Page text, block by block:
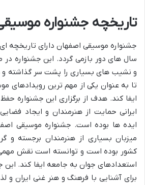
تاریخچه جشنواره
جشنواره موسیقی اصفهان دارای تاریخچه
سال های دور بازمی گردد. این جشنواره در
و نشیب های بسیاری را پشت سر گذاشته و
تا به عنوان یکی از مهم ترین رویدادهای
ایفا کند. هدف از برگزاری این جشنواره
ایرانی حمایت از هنرمندان و ایجاد
ایده ها بوده است. جشنواره موسیقی
میزبان بسیاری از هنرمندان برجسته و
کشور بوده است و توانسته است نقش
استعدادهای جوان به جامعه ایفا کند.
برای آشنایی با فرهنگ و هنر غنی ایران و